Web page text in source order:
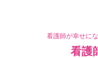
看護師が幸せに
看護